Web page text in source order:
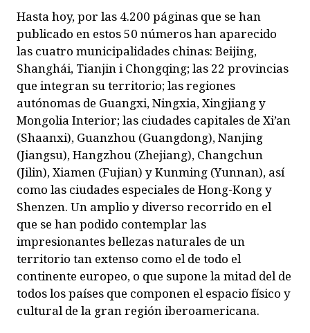
Hasta hoy, por las 4.200 páginas que se han
publicado en estos 50 números han aparecido
las cuatro municipalidades chinas: Beijing,
Shanghái, Tianjin i Chongqing; las 22 provincias
que integran su territorio; las regiones
autónomas de Guangxi, Ningxia, Xingjiang y
Mongolia Interior; las ciudades capitales de Xi’an
(Shaanxi), Guanzhou (Guangdong), Nanjing
(Jiangsu), Hangzhou (Zhejiang), Changchun
(Jilin), Xiamen (Fujian) y Kunming (Yunnan), así
como las ciudades especiales de Hong-Kong y
Shenzen. Un amplio y diverso recorrido en el
que se han podido contemplar las
impresionantes bellezas naturales de un
territorio tan extenso como el de todo el
continente europeo, o que supone la mitad del de
todos los países que componen el espacio físico y
cultural de la gran región iberoamericana.